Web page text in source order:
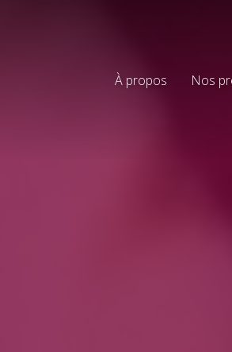
À propos Nos